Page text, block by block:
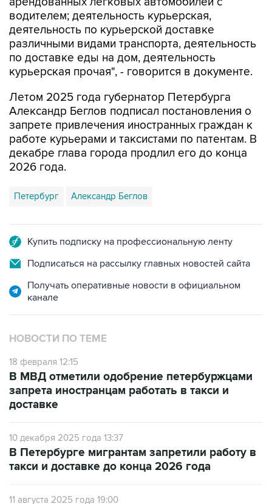
водителем; деятельность курьерская,
деятельность по курьерской доставке
различными видами транспорта, деятельность
по доставке еды на дом, деятельность
курьерская прочая", - говорится в документе.
Летом 2025 года губернатор Петербурга
Александр Беглов подписал постановления о
запрете привлечения иностранных граждан к
работе курьерами и таксистами по патентам. В
декабре глава города продлил его до конца
2026 года.
Петербург Александр Беглов
Купить подписку на профессиональную ленту
Подписаться на рассылку главных новостей сайта
Получать оперативные новости в официальном
канале
НОВОСТИ ПО ТЕМЕ
18 февраля 12:15
В МВД отметили одобрение петербуржцами
запрета иностранцам работать в такси и
доставке
10 декабря 2025 года 13:37
В Петербурге мигрантам запретили работу в
такси и доставке до конца 2026 года
11 августа 2025 года 19:00